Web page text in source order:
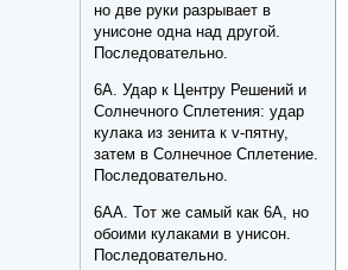
но две руки разрывает в
унисоне одна над другой.
Последовательно.
6A. Удар к Центру Решений и
Солнечного Сплетения: удар
кулака из зенита к v-пятну,
затем в Солнечное Сплетение.
Последовательно.
6AA. Тот же самый как 6A, но
обоими кулаками в унисон.
Последовательно.